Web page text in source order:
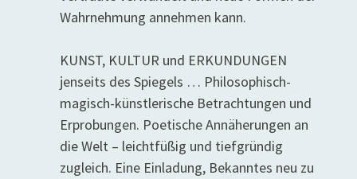
Wahrnehmung annehmen kann.
KUNST, KULTUR und ERKUNDUNGEN
jenseits des Spiegels … Philosophisch-
magisch-künstlerische Betrachtungen und
Erprobungen. Poetische Annäherungen an
die Welt – leichtfüßig und tiefgründig
zugleich. Eine Einladung, Bekanntes neu zu